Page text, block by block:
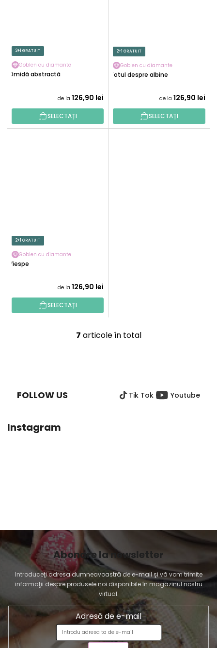
2+1 GRATUIT
Goblen cu diamante
Omidă abstractă
de la 126,90 lei
SELECTAȚI
2+1 GRATUIT
Goblen cu diamante
Totul despre albine
de la 126,90 lei
SELECTAȚI
2+1 GRATUIT
Goblen cu diamante
Viespe
de la 126,90 lei
SELECTAȚI
C
r
7 articole în total
FOLLOW US Tik Tok Youtube
Instagram
Abonare la newsletter
Introduceţi adresa dumneavoastră de e-mail şi vă vom trimite
informaţii despre produsele noi disponibile în magazinul nostru
virtual.
Adresă de e-mail